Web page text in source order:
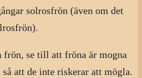
solrosfrön (även om det
frön, se till att fröna är mogna
att de inte riskerar att mögla.